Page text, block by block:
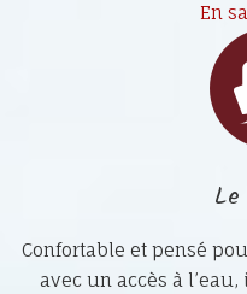
En
Confortable et pensé
avec un accès à